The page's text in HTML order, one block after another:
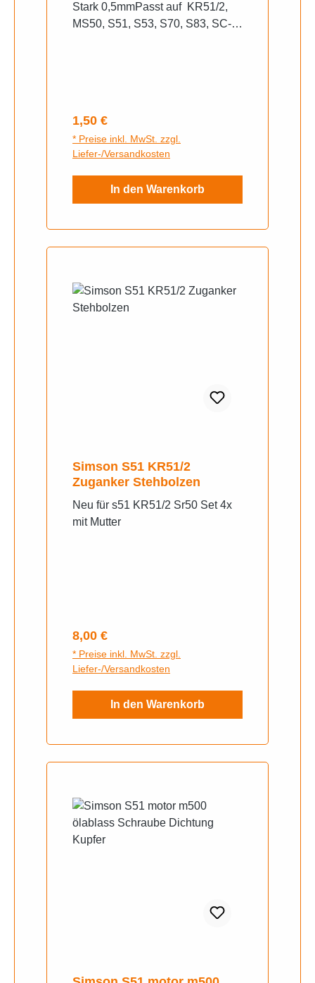
Stark 0,5mmPasst auf KR51/2,
MS50, S51, S53, S70, S83, SC-
Regulärer Preis:
1,50 €
* Preise inkl. MwSt. zzgl.
Liefer-/Versandkosten
In den Warenkorb
Simson S51 KR51/2
Zuganker Stehbolzen
Neu für s51 KR51/2 Sr50 Set 4x
mit Mutter
Regulärer Preis:
8,00 €
* Preise inkl. MwSt. zzgl.
Liefer-/Versandkosten
In den Warenkorb